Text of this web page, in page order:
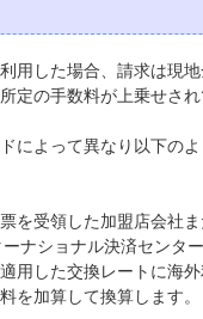
用した場合、請求は現
定の手数料が上乗せされ
によって異なり以下のよ
を受領した加盟店会社
ナショナル決済センタ
用した交換レートに海
を加算して換算します。